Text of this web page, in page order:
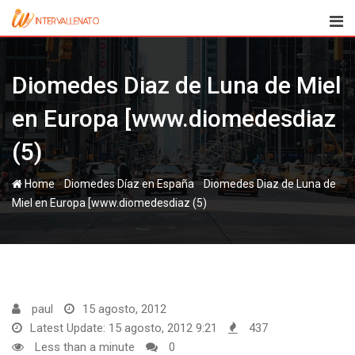
Skip
Diomedes Diaz de Luna de Miel
en Europa [www.diomedesdiaz
(5)
Home- -Diomedes Diaz de Luna de
Miel en Europa [www.diomedesdiaz (5)
paul
15 agosto, 2012
Latest Update: 15 agosto, 2012 9:21
437
Less than a minute
0